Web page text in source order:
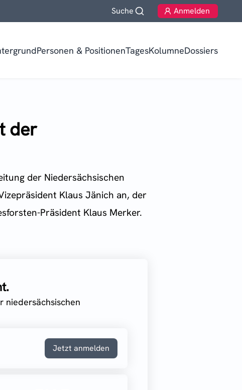
Suche Anmelden
Personen & PositionenTagesKolumneDossiers
der
der Niedersächsischen
Klaus Jänich an, der
Präsident Klaus Merker.
niedersächsischen
Jetzt anmelden